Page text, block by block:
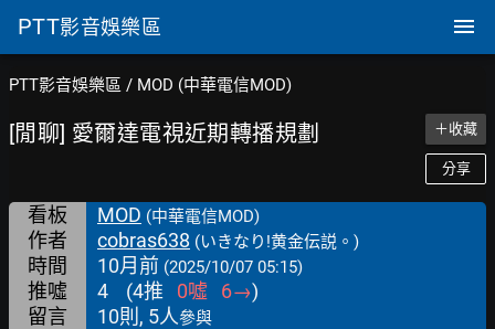
PTT影音娛樂區
PTT影音娛樂區 / MOD (中華電信MOD)
[閒聊] 愛爾達電視近期轉播規劃 ＋收藏
分享
看板 MOD (中華電信MOD)
作者 cobras638 (いきなり!黄金伝説。)
時間 10月前 (2025/10/07 05:15)
推噓 4 (4推 0噓 6→)
留言
10則, 5人參與